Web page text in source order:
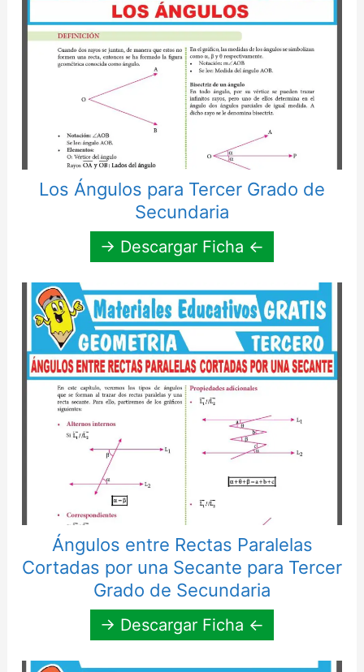
Los Ángulos para Tercer Grado de
Secundaria
→ Descargar Ficha ←
Ángulos entre Rectas Paralelas
Cortadas por una Secante para Tercer
Grado de Secundaria
→ Descargar Ficha ←